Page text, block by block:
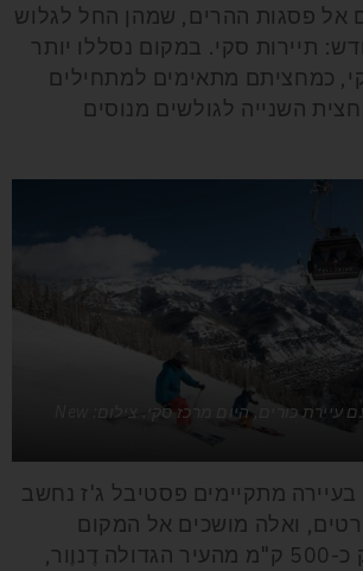
אל פסגות ההרים, שמהן החל לגלוש
תיירות סקי. במקום נסללו יותר
כמחציתם מתאימים למתחילים
השנייה לגולשים מנוסים
בעיירה מתקיימים פסטיבל ג'ז נחשב
ואלה מושכים אל המקום
המבודד, המרוחק כ-500 ק"מ מהעיר הגדולה דֶנוֶור,